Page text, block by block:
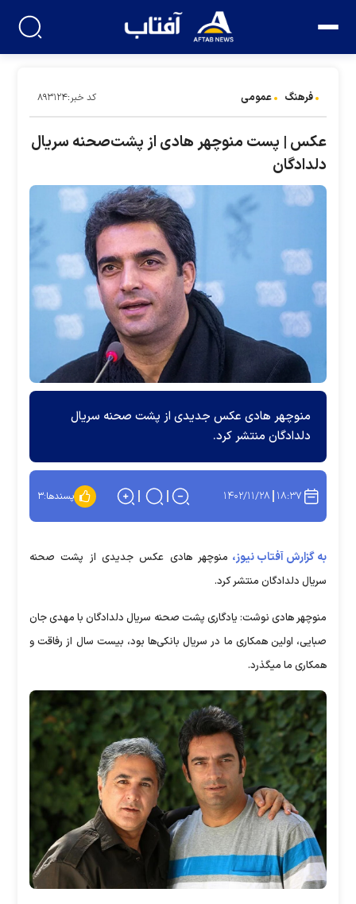
فرهنگ عمومی کد خبر:۸۹۳۱۲۴
عکس | پست منوچهر هادی از پشت‌صحنه سریال
دلدادگان
منوچهر هادی عکس جدیدی از پشت صحنه سریال
دلدادگان منتشر کرد.
۱۸:۳۷ ۱۴۰۲/۱۱/۲۸ پسندها:۳
به گزارش آفتاب نیوز، منوچهر هادی عکس جدیدی از پشت صحنه
سریال دلدادگان منتشر کرد.
منوچهر هادی نوشت: یادگاری پشت صحنه سریال دلدادگان با مهدی جان
صبایی، اولین همکاری ما در سریال بانکی‌ها بود، بیست سال از رفاقت و
همکاری ما میگذرد.